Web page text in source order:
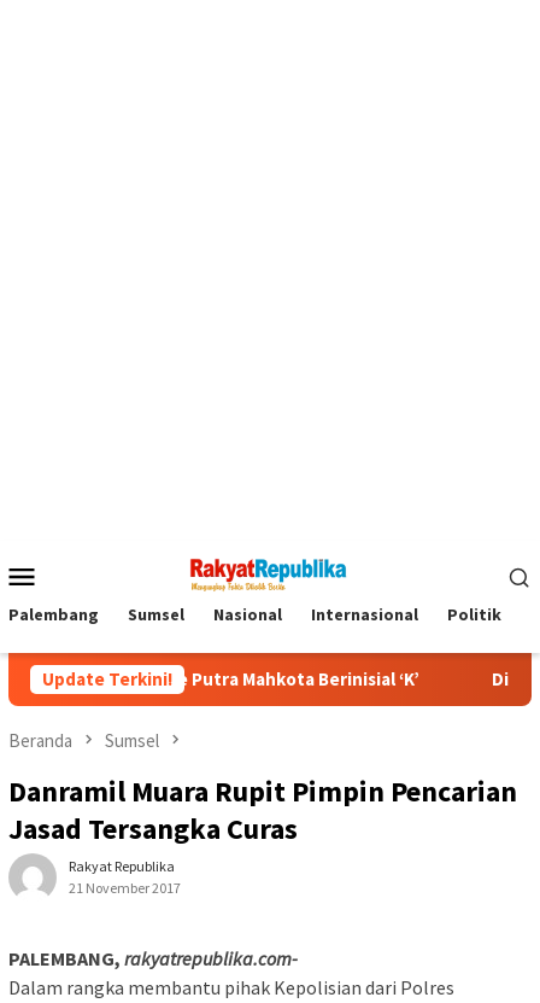
Mobile
Palembang Sumsel Nasional Internasional Politik
Update Terkini!
ke Putra Mahkota Berinisial ‘K’ Dinilai Perlu Diganti,
Beranda Sumsel
Danramil Muara Rupit Pimpin Pencarian
Jasad Tersangka Curas
Rakyat Republika
21 November 2017
PALEMBANG, rakyatrepublika.com-
Dalam rangka membantu pihak Kepolisian dari Polres